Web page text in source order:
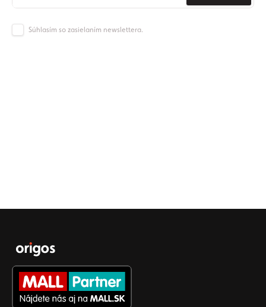
Súhlasím so zasielaním newslettera.